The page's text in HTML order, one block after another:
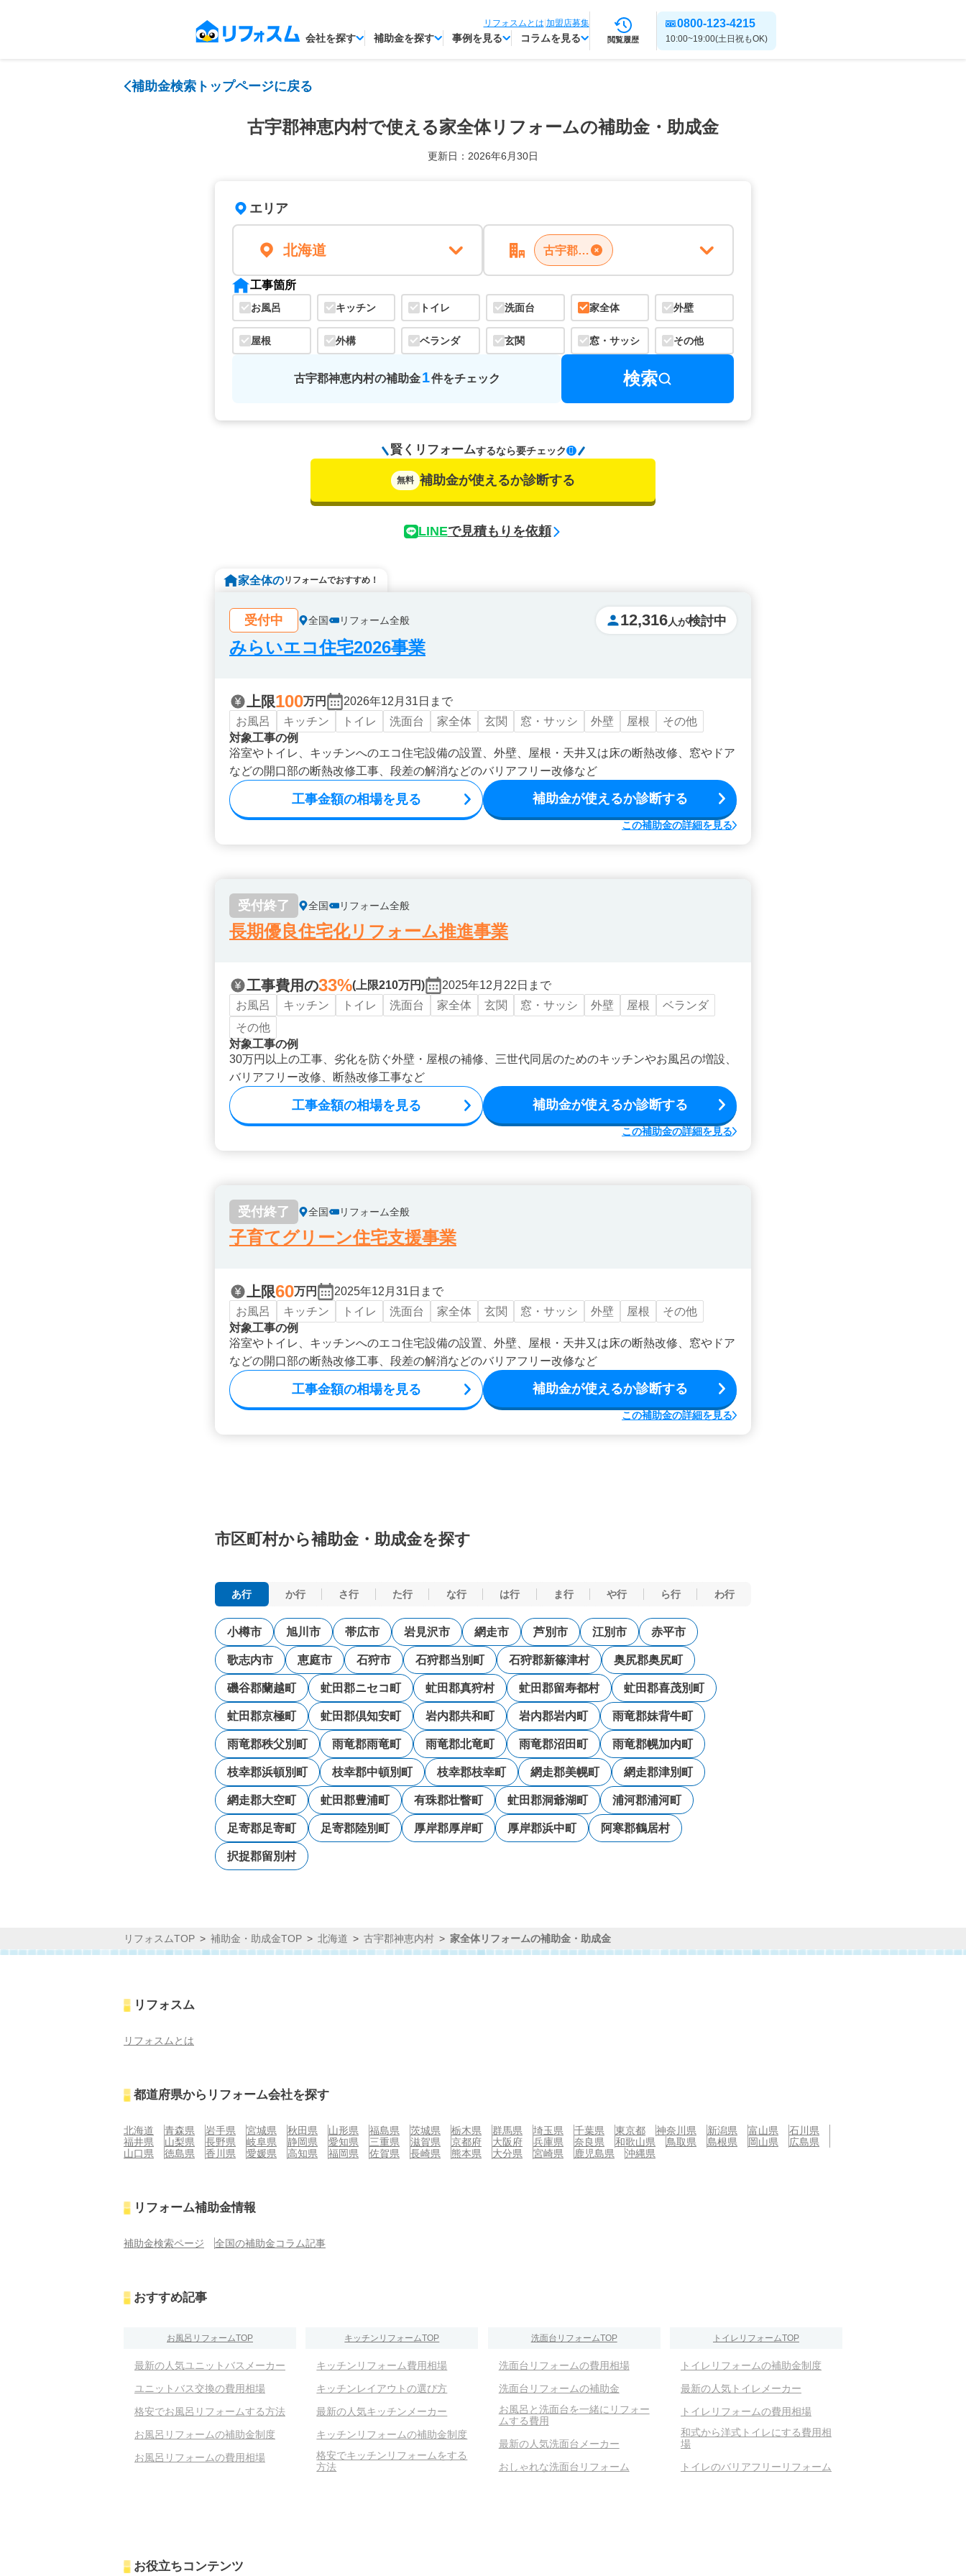
リフォスムとは|加盟店募集
会社を探す 補助金を探す 事例を見る コラムを見る 閲覧履歴
0800-123-4215
10:00~19:00(土日祝もOK)
補助金検索トップページに戻る
古宇郡神恵内村で使える家全体リフォームの補助金・助成金
更新日：2026年6月30日
エリア
北海道 古宇郡神恵内村
工事箇所
お風呂 キッチン トイレ 洗面台 家全体 外壁
屋根 外構 ベランダ 玄関 窓・サッシ その他
古宇郡神恵内村の補助金 1件をチェック 検索
賢くリフォームするなら要チェック
無料 補助金が使えるか診断する
LINEで見積もりを依頼
家全体のリフォームでおすすめ！
受付中 全国 リフォーム全般 12,316人が検討中
みらいエコ住宅2026事業
上限100万円
2026年12月31日まで
お風呂
キッチン トイレ 洗面台 家全体 玄関 窓・サッシ 外壁 屋根
その他
対象工事の例
浴室やトイレ、キッチンへのエコ住宅設備の設置、外壁、屋根・天井又は床の断熱改修、窓やドア
などの開口部の断熱改修工事、段差の解消などのバリアフリー改修など
工事金額の相場を見る 補助金が使えるか診断する
この補助金の詳細を見る
受付終了 全国 リフォーム全般
長期優良住宅化リフォーム推進事業
工事費用の33%(上限210万円)
2025年12月22日まで
お風呂
キッチン トイレ 洗面台 家全体 玄関 窓・サッシ 外壁 屋根
ベランダ
その他
対象工事の例
30万円以上の工事、劣化を防ぐ外壁・屋根の補修、三世代同居のためのキッチンやお風呂の増設、
バリアフリー改修、断熱改修工事など
工事金額の相場を見る 補助金が使えるか診断する
この補助金の詳細を見る
受付終了 全国 リフォーム全般
子育てグリーン住宅支援事業
上限60万円
2025年12月31日まで
お風呂
キッチン トイレ 洗面台 家全体 玄関 窓・サッシ 外壁 屋根
その他
対象工事の例
浴室やトイレ、キッチンへのエコ住宅設備の設置、外壁、屋根・天井又は床の断熱改修、窓やドア
などの開口部の断熱改修工事、段差の解消などのバリアフリー改修など
工事金額の相場を見る 補助金が使えるか診断する
この補助金の詳細を見る
市区町村から補助金・助成金を探す
あ行 か行 さ行 た行 な行 は行 ま行 や行 ら行 わ行
小樽市 旭川市 帯広市 岩見沢市 網走市 芦別市 江別市 赤平市
歌志内市 恵庭市 石狩市 石狩郡当別町 石狩郡新篠津村 奥尻郡奥尻町
磯谷郡蘭越町 虻田郡ニセコ町 虻田郡真狩村 虻田郡留寿都村 虻田郡喜茂別町
虻田郡京極町 虻田郡倶知安町 岩内郡共和町 岩内郡岩内町 雨竜郡妹背牛町
雨竜郡秩父別町 雨竜郡雨竜町 雨竜郡北竜町 雨竜郡沼田町 雨竜郡幌加内町
枝幸郡浜頓別町 枝幸郡中頓別町 枝幸郡枝幸町 網走郡美幌町 網走郡津別町
網走郡大空町 虻田郡豊浦町 有珠郡壮瞥町 虻田郡洞爺湖町 浦河郡浦河町
足寄郡足寄町 足寄郡陸別町 厚岸郡厚岸町 厚岸郡浜中町 阿寒郡鶴居村
択捉郡留別村
リフォスムTOP 補助金・助成金TOP 北海道 古宇郡神恵内村 家全体リフォームの補助金・助成金
リフォスム
リフォスムとは
都道府県からリフォーム会社を探す
北海道 青森県 岩手県 宮城県 秋田県 山形県 福島県 茨城県 栃木県 群馬県 埼玉県 千葉県 東京都 神奈川県 新潟県 富山県
石川県
福井県
山梨県 長野県 岐阜県 静岡県 愛知県 三重県 滋賀県 京都府 大阪府 兵庫県 奈良県 和歌山県 鳥取県 島根県 岡山県
広島県
山口県
徳島県 香川県 愛媛県 高知県 福岡県 佐賀県 長崎県 熊本県 大分県 宮崎県 鹿児島県 沖縄県
リフォーム補助金情報
補助金検索ページ 全国の補助金コラム記事
おすすめ記事
キッチンリフォームTOP
キッチンリフォーム費用相場
キッチンレイアウトの選び方
最新の人気キッチンメーカー
キッチンリフォームの補助金制度
格安でキッチンリフォームをする
方法
お風呂リフォームTOP
最新の人気ユニットバスメーカー
ユニットバス交換の費用相場
格安でお風呂リフォームする方法
お風呂リフォームの補助金制度
お風呂リフォームの費用相場
トイレリフォームTOP
トイレリフォームの補助金制度
最新の人気トイレメーカー
トイレリフォームの費用相場
和式から洋式トイレにする費用相
場
トイレのバリアフリーリフォーム
洗面台リフォームTOP
洗面台リフォームの費用相場
洗面台リフォームの補助金
お風呂と洗面台を一緒にリフォー
ムする費用
最新の人気洗面台メーカー
おしゃれな洗面台リフォーム
お役立ちコンテンツ